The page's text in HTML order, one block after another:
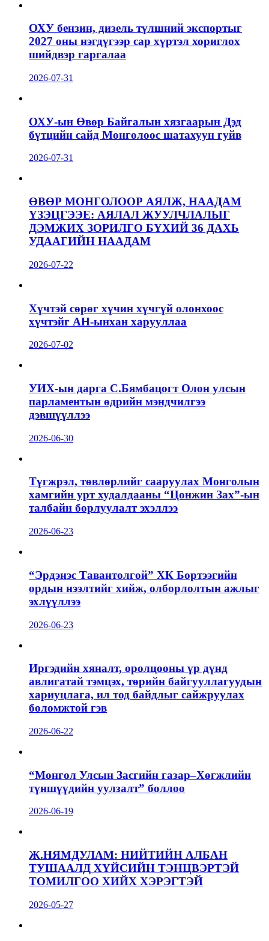
ОХУ бензин, дизель түлшний экспортыг
2027 оны нэгдүгээр сар хүртэл хориглох
шийдвэр гаргалаа
2026-07-31
ОХУ-ын Өвөр Байгалын хязгаарын Дэд
бүтцийн сайд Монголоос шатахуун гуйв
2026-07-31
ӨВӨР МОНГОЛООР АЯЛЖ, НААДАМ
ҮЗЭЦГЭЭЕ: АЯЛАЛ ЖУУЛЧЛАЛЫГ
ДЭМЖИХ ЗОРИЛГО БҮХИЙ 36 ДАХЬ
УДААГИЙН НААДАМ
2026-07-22
Хүчтэй сөрөг хүчин хүчгүй олонхоос
хүчтэйг АН-ынхан харууллаа
2026-07-02
УИХ-ын дарга С.Бямбацогт Олон улсын
парламентын өдрийн мэндчилгээ
дэвшүүллээ
2026-06-30
Түгжрэл, төвлөрлийг сааруулах Монголын
хамгийн урт худалдааны “Цонжин Зах”-ын
талбайн борлуулалт эхэллээ
2026-06-23
“Эрдэнэс Тавантолгой” ХК Бортээгийн
ордын нээлтийг хийж, олборлолтын ажлыг
эхлүүллээ
2026-06-23
Иргэдийн хяналт, оролцооны үр дүнд
авлигатай тэмцэх, төрийн байгууллагуудын
хариуцлага, ил тод байдлыг сайжруулах
боломжтой гэв
2026-06-22
“Монгол Улсын Засгийн газар–Хөгжлийн
түншүүдийн уулзалт” боллоо
2026-06-19
Ж.НЯМДУЛАМ: НИЙТИЙН АЛБАН
ТУШААЛД ХҮЙСИЙН ТЭНЦВЭРТЭЙ
ТОМИЛГОО ХИЙХ ХЭРЭГТЭЙ
2026-05-27